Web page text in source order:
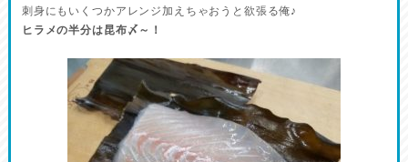
刺身にもいくつかアレンジ加えちゃおうと欲張る俺♪
ヒラメの半分は昆布〆～！